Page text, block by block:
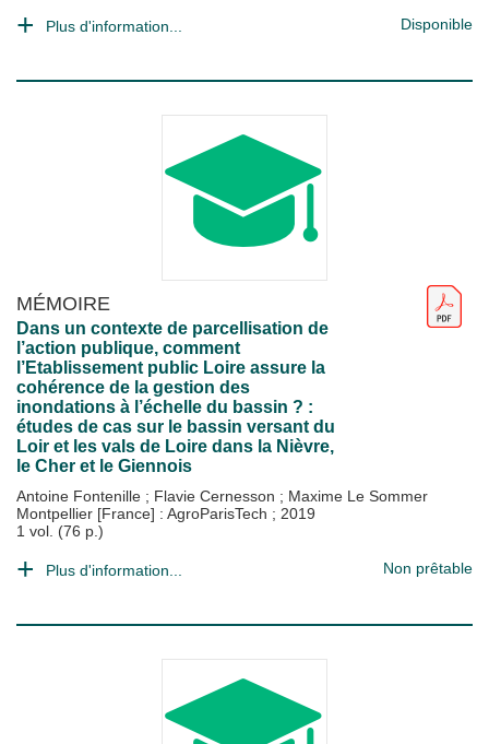
Plus d'information... Disponible
MÉMOIRE
Dans un contexte de parcellisation de
l’action publique, comment
l’Etablissement public Loire assure la
cohérence de la gestion des
inondations à l’échelle du bassin ? :
études de cas sur le bassin versant du
Loir et les vals de Loire dans la Nièvre,
le Cher et le Giennois
Antoine Fontenille ; Flavie Cernesson ; Maxime Le Sommer
Montpellier [France] : AgroParisTech ; 2019
1 vol. (76 p.)
Plus d'information... Non prêtable